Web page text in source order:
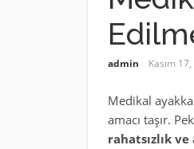
admin Kasım
Medikal
amacı taşır.
rahatsızlık